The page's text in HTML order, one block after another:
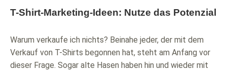
T-Shirt-Marketing-Ideen: Nutze das Potenzial
Warum verkaufe ich nichts? Beinahe jeder, der mit dem
Verkauf von T-Shirts begonnen hat, steht am Anfang vor
dieser Frage. Sogar alte Hasen haben hin und wieder mit